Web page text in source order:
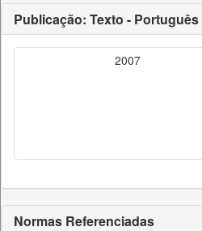
Publicação: Texto - Português
2007
Normas Referenciadas